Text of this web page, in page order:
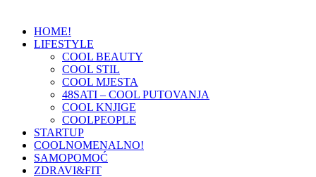
HOME!
LIFESTYLE
COOL BEAUTY
COOL STIL
COOL MJESTA
48SATI – COOL PUTOVANJA
COOL KNJIGE
COOLPEOPLE
STARTUP
COOLNOMENALNO!
SAMOPOMOĆ
ZDRAVI&FIT